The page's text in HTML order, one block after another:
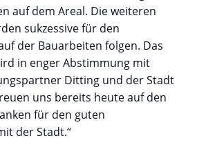
auf dem Areal. Die weiteren
sukzessive für den
der Bauarbeiten folgen. Das
in enger Abstimmung mit
Ditting und der Stadt
uns bereits heute auf den
für den guten
der Stadt.“